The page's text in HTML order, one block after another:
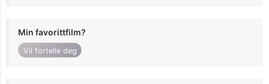
Min favorittfilm?
Vil fortelle deg